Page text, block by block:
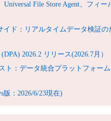
Universal File Store Agent、フィー
イド：リアルタイムデータ検証の
(DPA) 2026.2 リリース(2026.7月）
ト：データ統合プラットフォーム
版：2026/6/23現在)